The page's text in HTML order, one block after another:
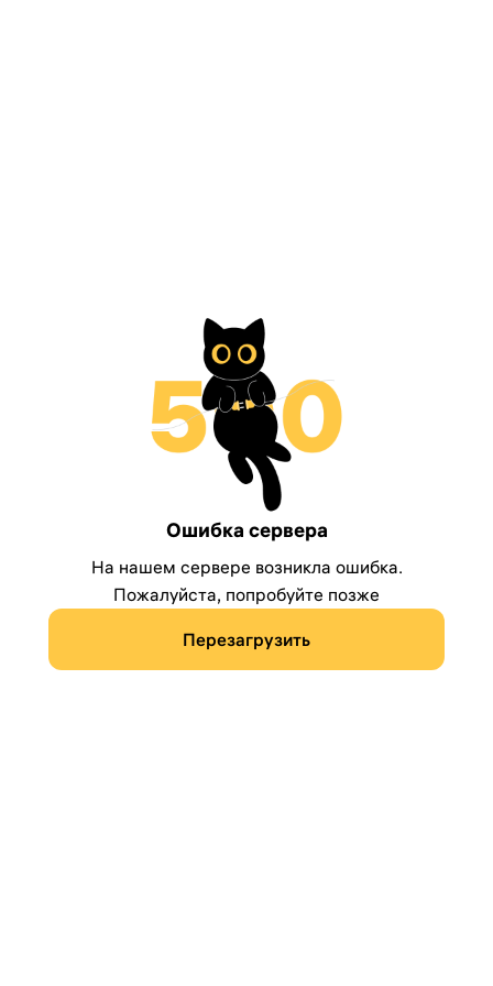
Ошибка сервера
На нашем сервере возникла ошибка.
Пожалуйста, попробуйте позже
Перезагрузить